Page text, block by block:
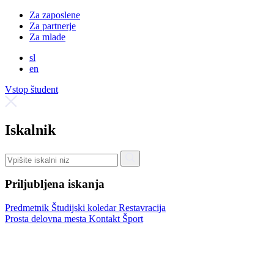
Za zaposlene
Za partnerje
Za mlade
sl
en
Vstop študent
Iskalnik
Priljubljena iskanja
Predmetnik Študijski koledarRestavracija
Prosta delovna mesta Kontakt Šport